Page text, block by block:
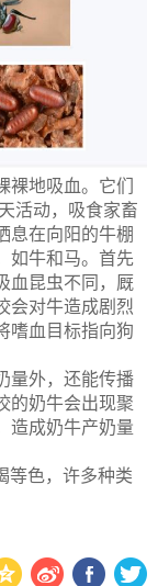
地吸血。它们
活动，吸食家畜
息在向阳的牛棚
如牛和马。首先
血昆虫不同，厩
会对牛造成剧烈
嗜血目标指向狗
外，还能传播
的奶牛会出现聚
造成奶牛产奶量
色，许多种类